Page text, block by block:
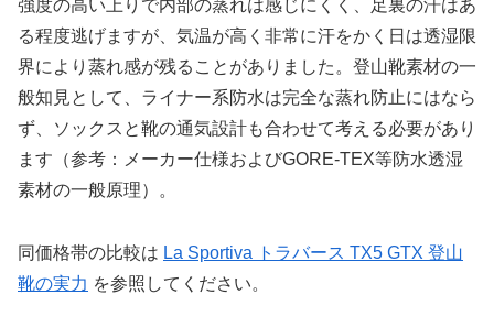
強度の高い上りで内部の蒸れは感じにくく、足裏の汗はあ
る程度逃げますが、気温が高く非常に汗をかく日は透湿限
界により蒸れ感が残ることがありました。登山靴素材の一
般知見として、ライナー系防水は完全な蒸れ防止にはなら
ず、ソックスと靴の通気設計も合わせて考える必要があり
ます（参考：メーカー仕様およびGORE-TEX等防水透湿
素材の一般原理）。
同価格帯の比較は La Sportiva トラバース TX5 GTX 登山
靴の実力 を参照してください。